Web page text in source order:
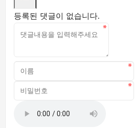
등록된 댓글이 없습니다.